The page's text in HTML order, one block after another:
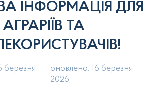
ІНФОРМАЦІЯ ДЛЯ
АГРАРІЇВ ТА
березня
оновлено: 16 березня
2026